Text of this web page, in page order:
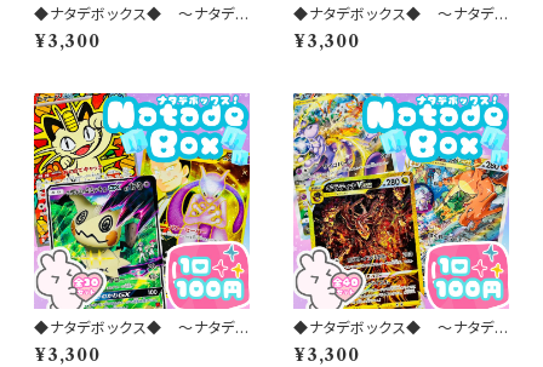
◆ナタデボックス◆ 〜ナタデコ
コオリパ 2026 vol.34〜
¥3,300
◆ナタデボックス◆ 〜ナタデコ
コオリパ 2026 vol.32〜
¥3,300
◆ナタデボックス◆ 〜ナタデコ
コオリパ 2026 vol.27〜
¥3,300
◆ナタデボックス◆ 〜ナタデコ
コオリパ 2026 vol.23〜
¥3,300